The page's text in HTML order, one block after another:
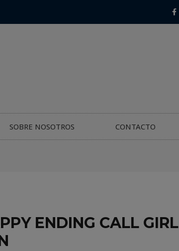
SOBRE NOSOTROS CONTACTO
ENDING CALL GIRL